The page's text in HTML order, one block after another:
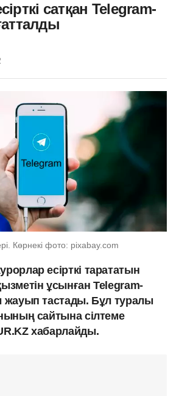
сатқан Telegram-
Көрнекі фото: pixabay.com
есірткі тарататын
ұсынған Telegram-
жауып тастады. Бұл туралы
сайтына сілтеме
хабарлайды.